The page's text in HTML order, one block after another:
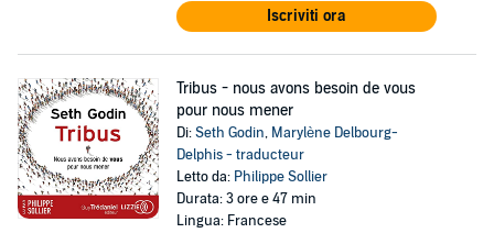
Iscriviti ora
Tribus - nous avons besoin de vous
pour nous mener
Di:Seth Godin, Marylène Delbourg-
Delphis - traducteur
Letto da: Philippe Sollier
Durata: 3 ore e 47 min
Lingua: Francese